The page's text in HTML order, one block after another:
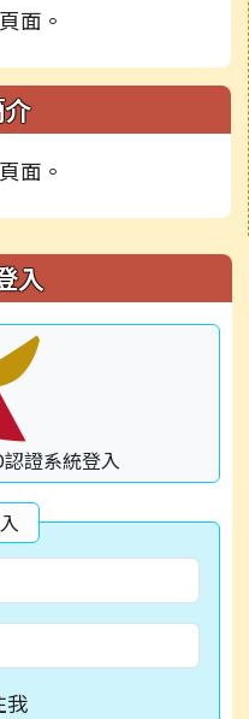
面。
面。
入
證系統登入
我